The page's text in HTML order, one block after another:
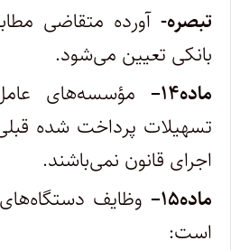
تبصره-آورده متقاضی
بانکی تعیین می‌شود.
ماده۱۴– مؤسسه‌های
تسهیلات پرداخت شده
اجرای قانون نمی‌باشند.
ماده۱۵– وظایف
است: